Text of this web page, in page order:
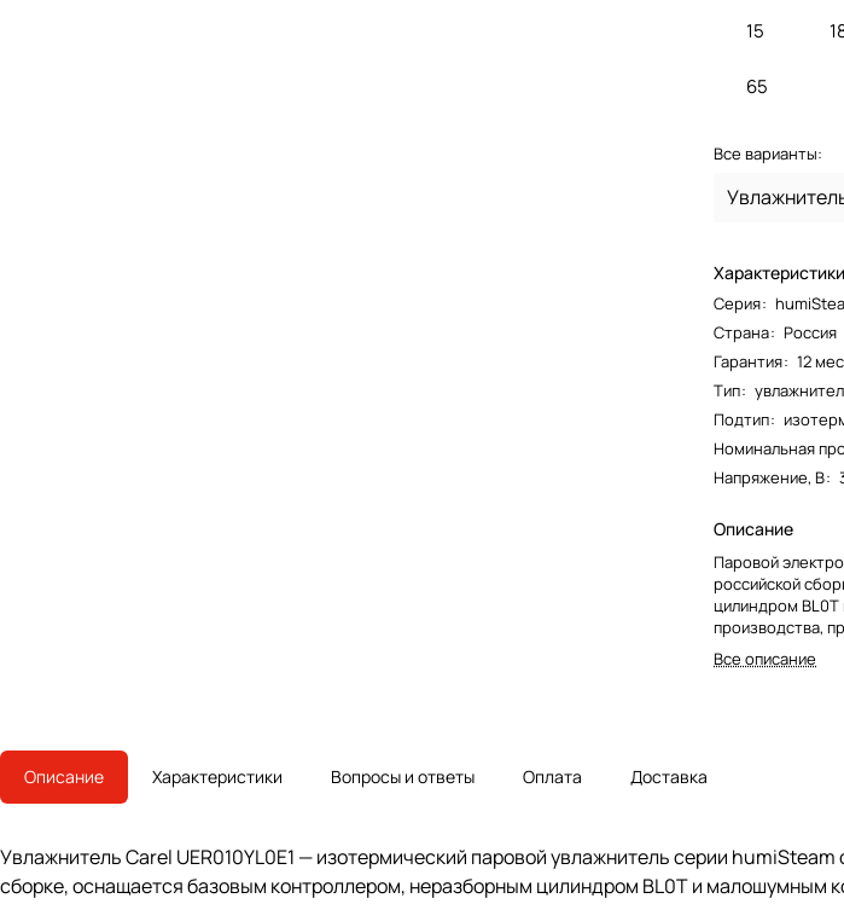
15
65
Все варианты:
Характеристики
Серия:
Страна: Россия
Гарантия: 12 мес
Тип:
Подтип:
Номинальная
Напряжение, В:
Описание
Паровой
российской
цилиндром
производства,
Все описание
Описание Характеристики Вопросы и ответы Оплата Доставка
Увлажнитель Carel UER010YL0E1 — изотермический паровой увлажнитель серии
сборке, оснащается базовым контроллером, неразборным цилиндром BL0T и малошумным